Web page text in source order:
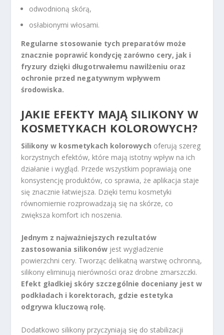
odwodnioną skórą,
osłabionymi włosami.
Regularne stosowanie tych preparatów może
znacznie poprawić kondycję zarówno cery, jak i
fryzury dzięki długotrwałemu nawilżeniu oraz
ochronie przed negatywnym wpływem
środowiska.
JAKIE EFEKTY MAJĄ SILIKONY W
KOSMETYKACH KOLOROWYCH?
Silikony w kosmetykach kolorowych oferują szereg
korzystnych efektów, które mają istotny wpływ na ich
działanie i wygląd. Przede wszystkim poprawiają one
konsystencję produktów, co sprawia, że aplikacja staje
się znacznie łatwiejsza. Dzięki temu kosmetyki
równomiernie rozprowadzają się na skórze, co
zwiększa komfort ich noszenia.
Jednym z najważniejszych rezultatów
zastosowania silikonów jest wygładzenie
powierzchni cery. Tworząc delikatną warstwę ochronną,
silikony eliminują nierówności oraz drobne zmarszczki.
Efekt gładkiej skóry szczególnie doceniany jest w
podkładach i korektorach, gdzie estetyka
odgrywa kluczową rolę.
Dodatkowo silikony przyczyniają się do stabilizacji